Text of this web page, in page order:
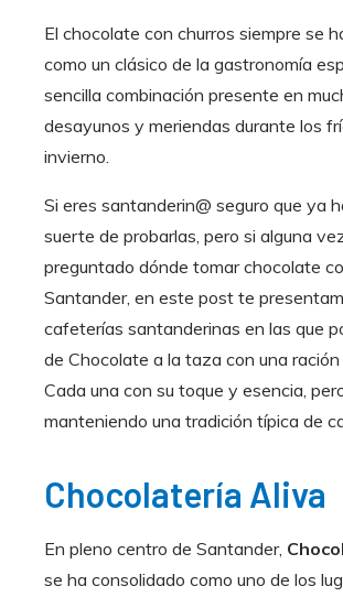
El chocolate con churros siempre se
como un clásico de la gastronomía
sencilla combinación presente en
desayunos y meriendas durante los
invierno.
Si eres santanderin@ seguro que ya
suerte de probarlas, pero si alguna
preguntado dónde tomar chocolate
Santander, en este post te
cafeterías santanderinas en las que
de Chocolate a la taza con una ración
Cada una con su toque y esencia,
manteniendo una tradición típica de
Chocolatería Aliva
En pleno centro de Santander,
se ha consolidado como uno de los